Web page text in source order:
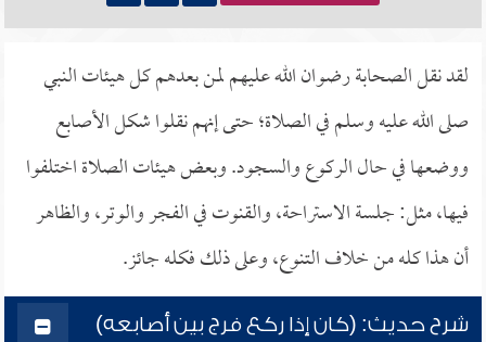
لقد نقل الصحابة رضوان الله عليهم لمن بعدهم كل هيئات النبي
صلى الله عليه وسلم في الصلاة؛ حتى إنهم نقلوا شكل الأصابع
ووضعها في حال الركوع والسجود. وبعض هيئات الصلاة اختلفوا
فيها، مثل: جلسة الاستراحة، والقنوت في الفجر والوتر، والظاهر
أن هذا كله من خلاف التنوع، وعلى ذلك فكله جائز.
شرح حديث: (كان إذا ركع فرج بين أصابعه)